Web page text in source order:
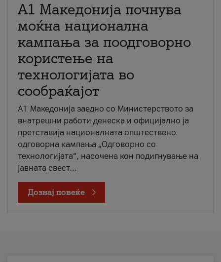
A1 Македонија почнува
моќна национална
кампања за поодговорно
користење на
технологијата во
сообраќајот
A1 Македонија заедно со Министерството за
внатрешни работи денеска и официјално ја
претставија националната општествено
одговорна кампања „Одговорно со
технологијата“, насочена кон подигнување на
јавната свест...
Дознај повеќе